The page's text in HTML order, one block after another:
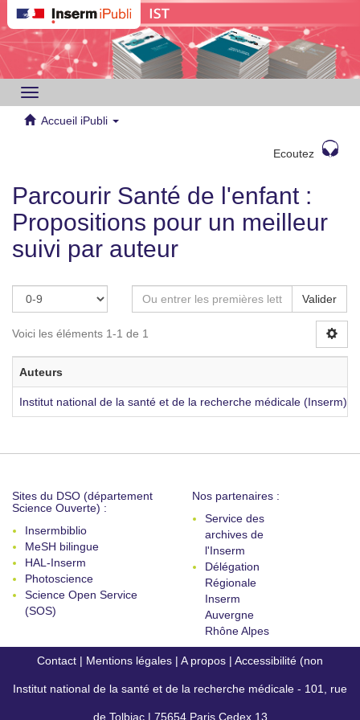
Toggle
navigation
Accueil iPubli
Ecoutez
Parcourir Santé de l'enfant :
Propositions pour un meilleur
suivi par auteur
Valider
Voici les éléments 1-1 de 1
Auteurs
Institut national de la santé et de la recherche médicale (Inserm)
Sites du DSO (département
Science Ouverte) :
Insermbiblio
MeSH bilingue
HAL-Inserm
Photoscience
Science Open Service
(SOS)
Nos partenaires :
Service des
archives de
l'Inserm
Délégation
Régionale
Inserm
Auvergne
Rhône Alpes
Contact | Mentions légales | A propos | Accessibilité (non
conforme)
Institut national de la santé et de la recherche médicale - 101, rue
de Tolbiac | 75654 Paris Cedex 13